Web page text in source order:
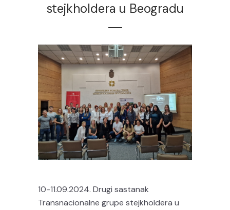
stejkholdera u Beogradu
10-11.09.2024. Drugi sastanak
Transnacionalne grupe stejkholdera u